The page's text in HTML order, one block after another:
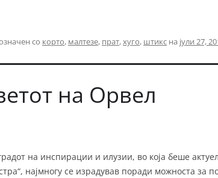
со корто, малтезе, прат,хуго, штикс на јули 27,
на Орвел
на инспирации и илузии, во која беше
најмногу се израдував поради можноста за